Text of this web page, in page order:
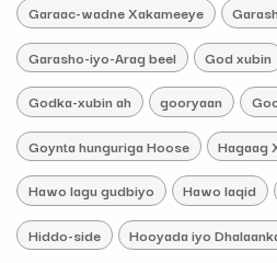
Garaac-wadne Xakameeye
Garasho-iyo-Arag beel God xubin
Godka-xubin ah gooryaan
Goynta hunguriga Hoose Hagaag
Hawo lagu gudbiyo Hawo laqid
Hiddo-side Hooyada iyo